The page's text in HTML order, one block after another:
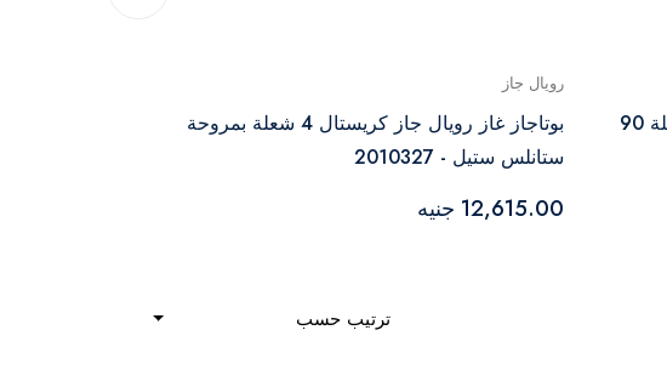
بوتجاز غاز رويال جاز ماستر شيف برو 5 شعلة 90
رويال جاز
بوتاجاز غاز رويال جاز كريستال 4 شعلة بمروحة
ستانلس ستيل - 2010327
12,615.00 جنيه
ترتيب حسب